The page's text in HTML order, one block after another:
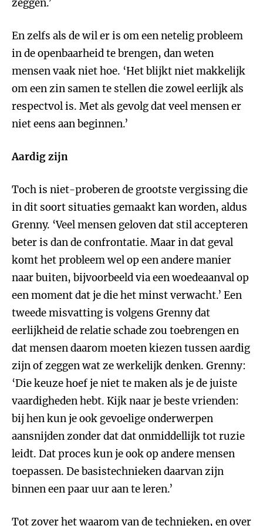
zeggen.’
En zelfs als de wil er is om een netelig probleem
in de openbaarheid te brengen, dan weten
mensen vaak niet hoe. ‘Het blijkt niet makkelijk
om een zin samen te stellen die zowel eerlijk als
respectvol is. Met als gevolg dat veel mensen er
niet eens aan beginnen.’
Aardig zijn
Toch is niet-proberen de grootste vergissing die
in dit soort situaties gemaakt kan worden, aldus
Grenny. ‘Veel mensen geloven dat stil accepteren
beter is dan de confrontatie. Maar in dat geval
komt het probleem wel op een andere manier
naar buiten, bijvoorbeeld via een woedeaanval op
een moment dat je die het minst verwacht.’ Een
tweede misvatting is volgens Grenny dat
eerlijkheid de relatie schade zou toebrengen en
dat mensen daarom moeten kiezen tussen aardig
zijn of zeggen wat ze werkelijk denken. Grenny:
‘Die keuze hoef je niet te maken als je de juiste
vaardigheden hebt. Kijk naar je beste vrienden:
bij hen kun je ook gevoelige onderwerpen
aansnijden zonder dat dat onmiddellijk tot ruzie
leidt. Dat proces kun je ook op andere mensen
toepassen. De basistechnieken daarvan zijn
binnen een paar uur aan te leren.’
Tot zover het waarom van de technieken, en over